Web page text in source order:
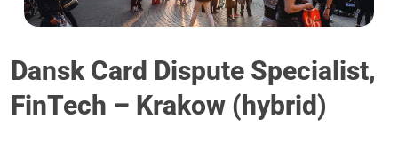
Dansk Card Dispute Specialist,
FinTech – Krakow (hybrid)